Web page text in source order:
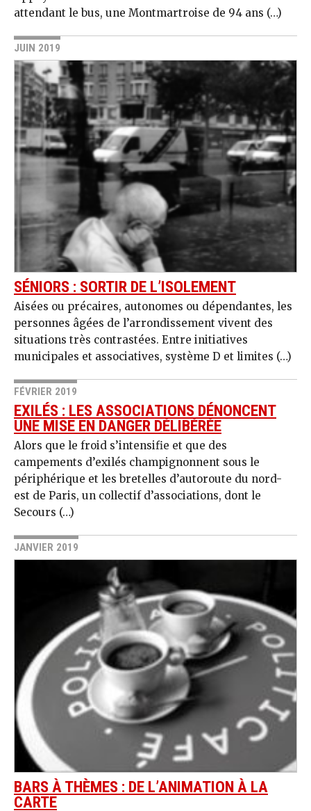
attendant le bus, une Montmartroise de 94 ans (…)
JUIN 2019
SÉNIORS : SORTIR DE L’ISOLEMENT
Aisées ou précaires, autonomes ou dépendantes, les
personnes âgées de l’arrondissement vivent des
situations très contrastées. Entre initiatives
municipales et associatives, système D et limites (…)
FÉVRIER 2019
EXILÉS : LES ASSOCIATIONS DÉNONCENT
UNE MISE EN DANGER DÉLIBÉRÉE
Alors que le froid s’intensifie et que des
campements d’exilés champignonnent sous le
périphérique et les bretelles d’autoroute du nord-
est de Paris, un collectif d’associations, dont le
Secours (…)
JANVIER 2019
BARS À THÈMES : DE L’ANIMATION À LA
CARTE